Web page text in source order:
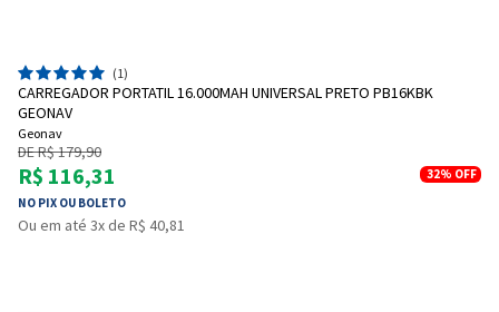
(1)
CARREGADOR PORTATIL 16.000MAH UNIVERSAL PRETO PB16KBK
GEONAV
Geonav
DE R$ 179,90
R$ 116,31
NO PIX OU BOLETO
32% OFF
Ou em até 3x de R$ 40,81